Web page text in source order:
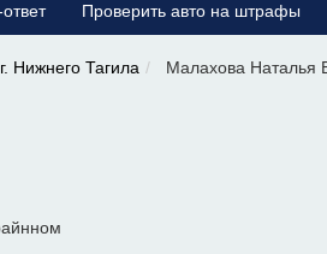
Проверить авто на штрафы
Нижнего Тагила Малахова Наталья